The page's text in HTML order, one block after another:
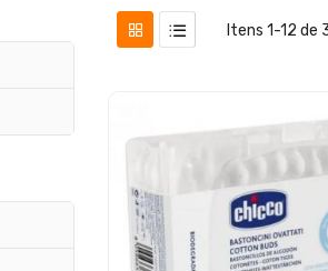
Itens 1-12 de